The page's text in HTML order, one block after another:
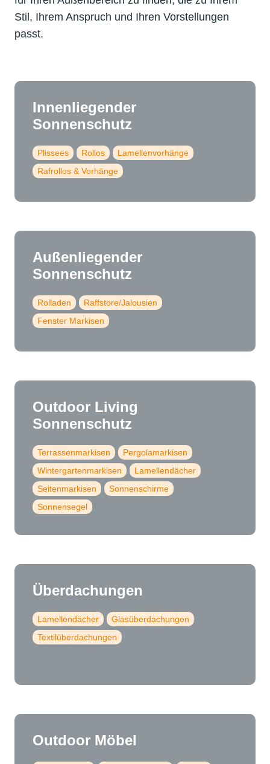
Stil, Ihrem Anspruch und Ihren Vorstellungen
passt.
Innenliegender
Sonnenschutz
Plissees Rollos
Lamellenvorhänge
Rafrollos & Vorhänge
Außenliegender
Sonnenschutz
Rolladen
Raffstore/Jalousien
Fenster Markisen
Outdoor Living
Sonnenschutz
Terrassenmarkisen
Pergolamarkisen
Wintergartenmarkisen
Lamellendächer
Seitenmarkisen
Sonnenschirme
Sonnensegel
Überdachungen
Lamellendächer
Glasüberdachungen
Textilüberdachungen
Outdoor Möbel